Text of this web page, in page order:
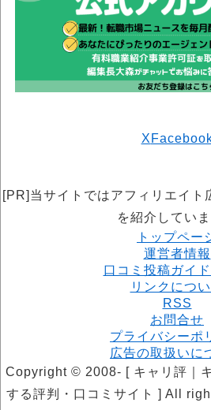
X
[PR]当サイトではアフィリエイト
を紹介していま
トップペー
運営者情報
口コミ投稿ガイ
リンクにつ
RSS
お問合せ
プライバシーポ
広告の取扱いに
Copyright © 2008- [ キャリ評｜
する評判・口コミサイト ] All